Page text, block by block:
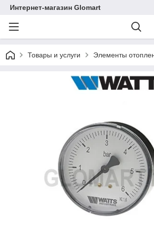
Интернет-магазин Glomart
Товары и услуги Элементы